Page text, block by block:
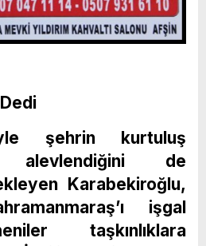
şehrin kurtuluş
alevlendiğini de
Karabekiroğlu,
işgal
taşkınlıklara